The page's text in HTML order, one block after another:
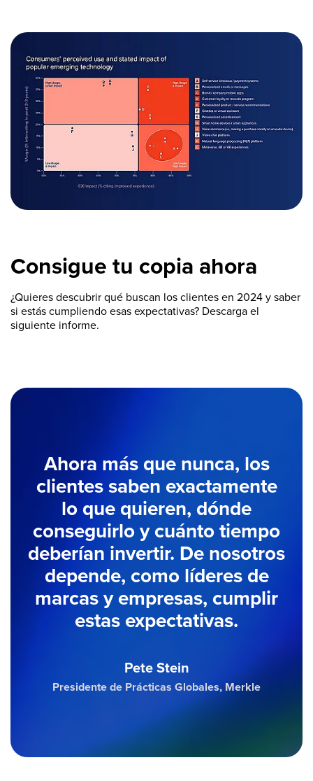
Consigue tu copia ahora
¿Quieres descubrir qué buscan los clientes en 2024 y saber
si estás cumpliendo esas expectativas? Descarga el
siguiente informe.
Ahora más que nunca, los
clientes saben exactamente
lo que quieren, dónde
conseguirlo y cuánto tiempo
deberían invertir. De nosotros
depende, como líderes de
marcas y empresas, cumplir
estas expectativas.
Pete Stein
Presidente de Prácticas Globales, Merkle